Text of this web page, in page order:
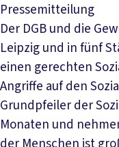
Pressemitteilung
Der DGB und die
Leipzig und in fünf
einen gerechten
Angriffe auf den
Grundpfeiler der
Monaten und